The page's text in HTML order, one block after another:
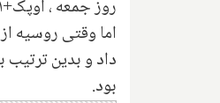
اما وقتی روسیه
داد و بدین
بود.